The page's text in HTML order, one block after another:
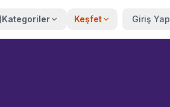
Kategoriler Keşfet Giriş Yap